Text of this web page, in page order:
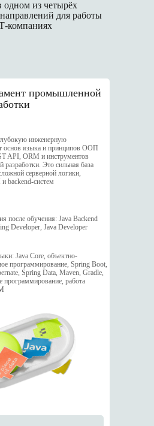
одном из четырёх
для работы
компаниях
инженерную
основ языка и принципов ООП
API, ORM и инструментов
Это сильная база
серверной логики,
backend-систем
промышленной
после обучения: Java Backend
Developer, Java Developer
Java Core, объектно-
программирование, Spring Boot,
Spring Data, Maven, Gradle,
программирование, работа